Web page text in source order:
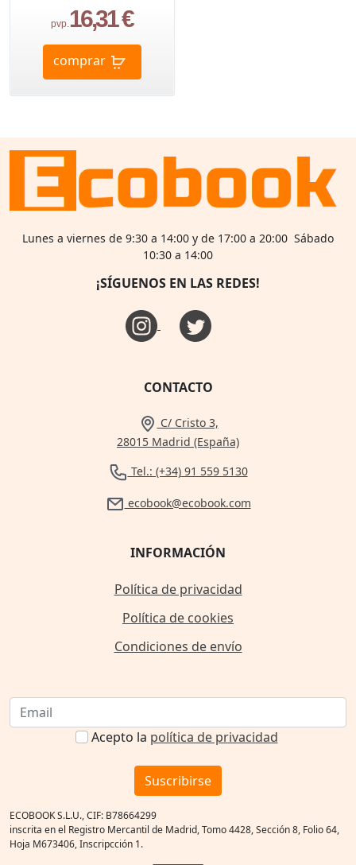
pvp. 16,31 €
comprar
Lunes a viernes de 9:30 a 14:00 y de 17:00 a 20:00 Sábado
10:30 a 14:00
¡SÍGUENOS EN LAS REDES!
CONTACTO
C/ Cristo 3,
28015 Madrid (España)
Tel.: (+34) 91 559 5130
ecobook@ecobook.com
INFORMACIÓN
Política de privacidad
Política de cookies
Condiciones de envío
Acepto la política de privacidad
Suscribirse
ECOBOOK S.L.U., CIF: B78664299
inscrita en el Registro Mercantil de Madrid, Tomo 4428, Sección 8, Folio 64,
Hoja M673406, Inscripcción 1.